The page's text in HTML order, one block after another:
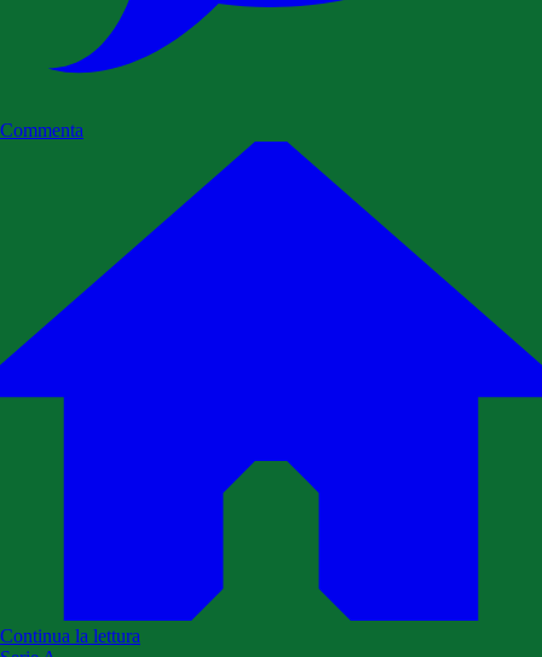
Commenta
Continua la lettura